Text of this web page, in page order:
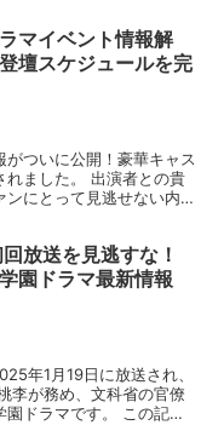
マイベント情報解
壇スケジュールを完
ついに公開！豪華キャス
れました。 出演者との貴
にとって見逃せない内容
放送を見逃すな！
園ドラマ最新情報
年1月19日に放送され、
李が務め、文科省の官僚
ドラマです。 この記事